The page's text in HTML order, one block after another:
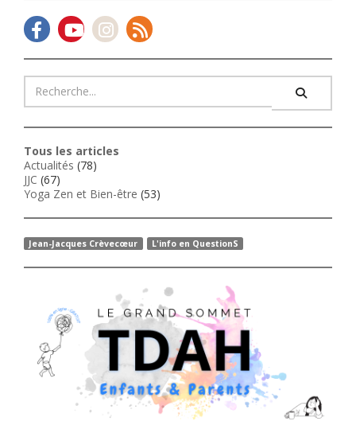
Tous les articles
Actualités (78)
JJC (67)
Yoga Zen et Bien-être (53)
Jean-Jacques Crèvecœur L'info en QuestionS